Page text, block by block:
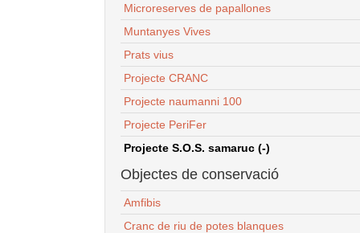
Microreserves de papallones
Muntanyes Vives
Prats vius
Projecte CRANC
Projecte naumanni 100
Projecte PeriFer
Projecte S.O.S. samaruc (-)
Objectes de conservació
Amfibis
Cranc de riu de potes blanques